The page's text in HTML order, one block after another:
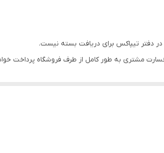
دفتر تیپاکس برای دریافت بسته نیست.
مشتری به طور کامل از طرف فروشگاه پرداخت